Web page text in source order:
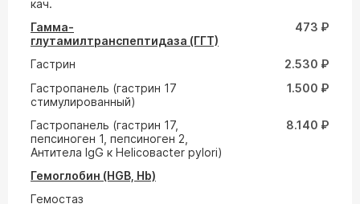
кач.
Гамма-
глутамилтранспептидаза (ГГТ)
473 ₽
Гастрин
2.530 ₽
Гастропанель (гастрин 17
стимулированный)
1.500 ₽
Гастропанель (гастрин 17,
пепсиноген 1, пепсиноген 2,
Антитела IgG к Helicoвacter pylori)
8.140 ₽
Гемоглобин (HGB, Hb)
Гемостаз